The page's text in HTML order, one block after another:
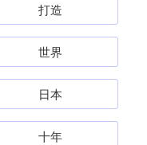
打造
世界
日本
十年